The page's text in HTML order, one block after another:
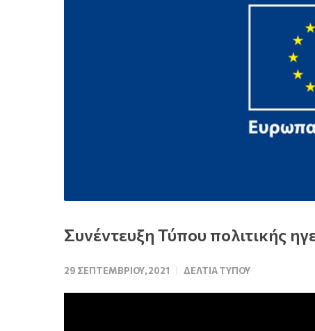
Συνέντευξη Τύπου πολιτικής
29 ΣΕΠΤΕΜΒΡΊΟΥ, 2021 ΔΕΛΤΊΑ ΤΎΠΟΥ